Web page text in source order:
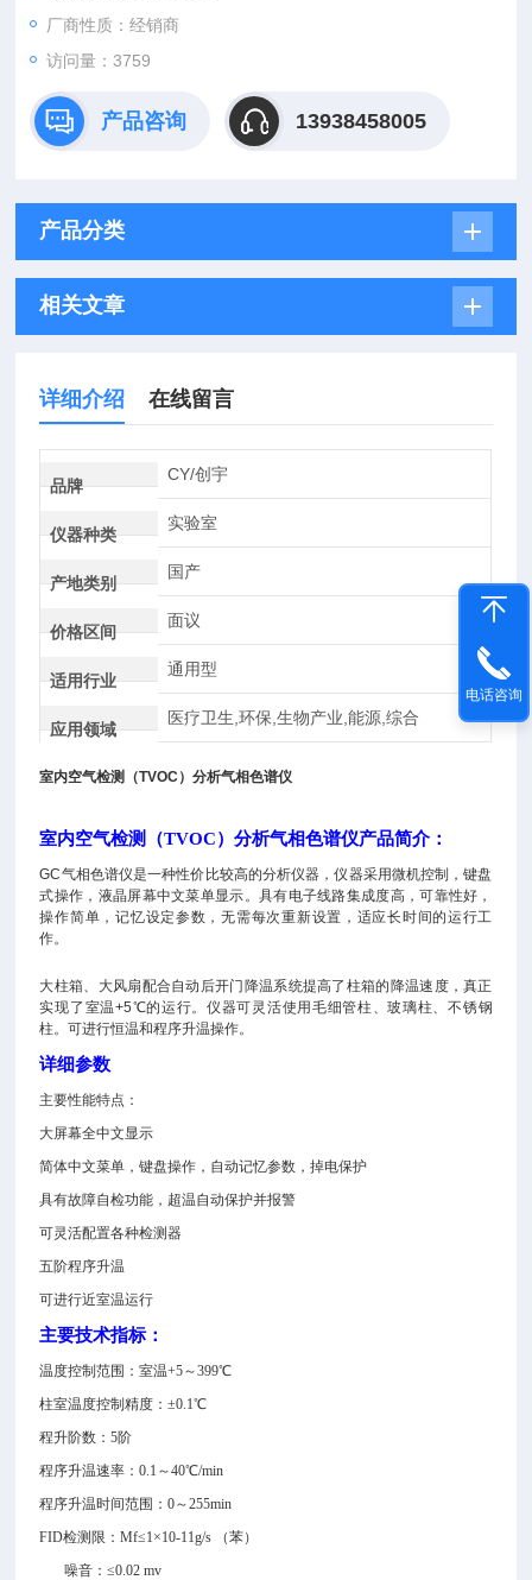
厂商性质：经销商
访问量：3759
产品咨询 13938458005
产品分类
相关文章
详细介绍 在线留言
品牌
CY/创宇
仪器种类
实验室
产地类别
国产
价格区间
面议
适用行业
通用型
应用领域
医疗卫生,环保,生物产业,能源,综合
室内空气检测（TVOC）分析气相色谱仪
室内空气检测（TVOC）分析气相色谱仪产品简介：
GC气相色谱仪是一种性价比较高的分析仪器，仪器采用微机控制，键盘
式操作，液晶屏幕中文菜单显示。具有电子线路集成度高，可靠性好，
操作简单，记忆设定参数，无需每次重新设置，适应长时间的运行工
作。
大柱箱、大风扇配合自动后开门降温系统提高了柱箱的降温速度，真正
实现了室温+5℃的运行。仪器可灵活使用毛细管柱、玻璃柱、不锈钢
柱。可进行恒温和程序升温操作。
详细参数
主要性能特点：
大屏幕全中文显示
简体中文菜单，键盘操作，自动记忆参数，掉电保护
具有故障自检功能，超温自动保护并报警
可灵活配置各种检测器
五阶程序升温
可进行近室温运行
主要技术指标：
温度控制范围：室温+5～399℃
柱室温度控制精度：±0.1℃
程升阶数：5阶
程序升温速率：0.1 ～40℃/min
程序升温时间范围：0～255min
FID检测限：Mf≤1×10-11g/s （苯）
噪音：≤0.02 mv
电话咨询